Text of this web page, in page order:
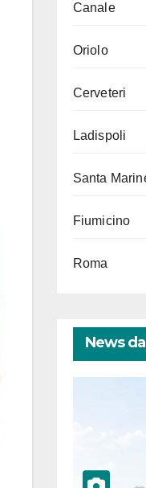
Canale
Oriolo
Cerveteri
Ladispoli
Santa
Fiumicino
Roma
News